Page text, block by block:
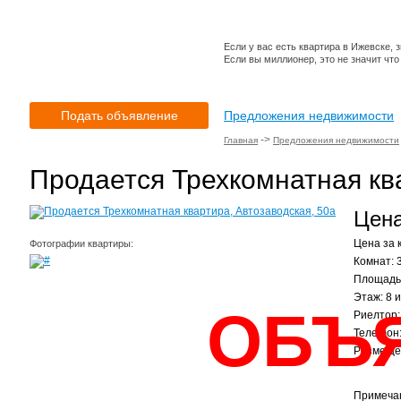
Если у вас есть квартира в Ижевске,
Если вы миллионер, это не значит
Подать объявление Предложения недвижимости
Главная -> Предложения недвижимости
Продается Трехкомнатная
Фотографии квартиры:
Цена за
Комнат:
Этаж: 8